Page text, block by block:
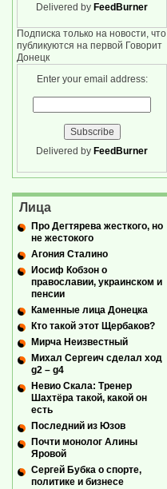
Delivered by FeedBurner
Подписка только на новости, что
публикуются на первой Говорит
Донецк
Enter your email address:
Delivered by FeedBurner
Лица
Про Дегтярева жесткого, но
не жестокого
Агония Сталино
Иосиф Кобзон о
православии, украинском и
пенсии
Каменные лица Донецка
Кто такой этот Щербаков?
Мирча Неизвестный
Михал Сергеич сделал ход
g2 – g4
Невио Скала: Тренер
Шахтёра такой, какой он
есть
Последний из Юзов
Почти монолог Алины
Яровой
Сергей Бубка о спорте,
политике и бизнесе